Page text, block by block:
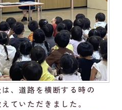
、道路を横断する時の
ていただきました。